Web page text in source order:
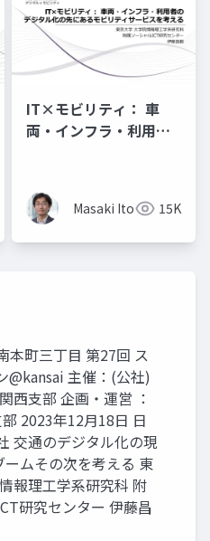
IT×モビリティ： 車
両・インフラ・利用者
を考える
Masaki Ito 15K
本町三丁目 第27回 ス
@kansai 主催：(公社)
西支部 企画・運営 ：
2023年12月18日 日
交通のデジタル化の現
ームその次を考える 東
報理工学系研究科 附
研究センター 伊藤昌